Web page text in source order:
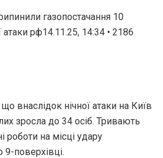
газопостачання 10
атаки рф14.11.25, 14:34 • 2186
внаслідок нічної атаки на Київ
зросла до 34 осіб. Тривають
роботи на місці удару
9-поверхівці.